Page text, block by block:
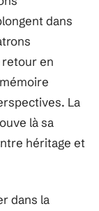
dans
retour en
La
là sa
héritage et
dans la